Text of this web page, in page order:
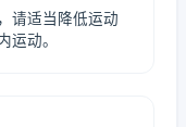
请适当降低运动
运动。